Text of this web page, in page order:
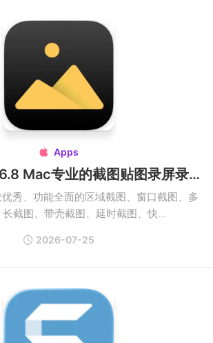
 Apps
iShot Pro v2.6.8 Mac专业的截图贴图录屏录音OCR翻译取色工具破解版下载
秀、功能全面的区域截图、窗口截图、多
截图、带壳截图、延时截图、快...
2026-07-25